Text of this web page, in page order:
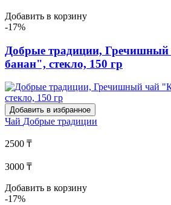
Добавить в корзину
-17%
Добрые традиции,
банан", стекло, 150 гр
Добавить в избранное
Чай Добрые традиции
2500 ₸
3000 ₸
Добавить в корзину
-17%